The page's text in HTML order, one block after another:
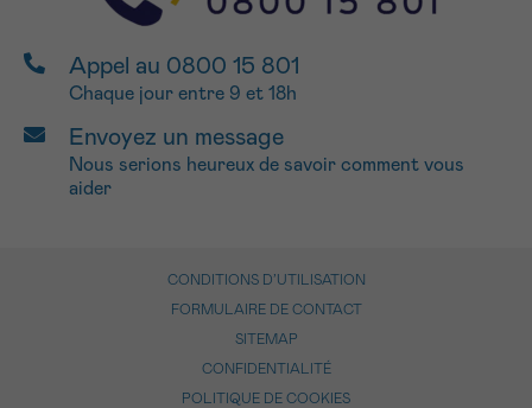
Appel au 0800 15 801
Chaque jour entre 9 et 18h
Envoyez un message
Nous serions heureux de savoir comment vous
aider
CONDITIONS D’UTILISATION
FORMULAIRE DE CONTACT
SITEMAP
CONFIDENTIALITÉ
POLITIQUE DE COOKIES